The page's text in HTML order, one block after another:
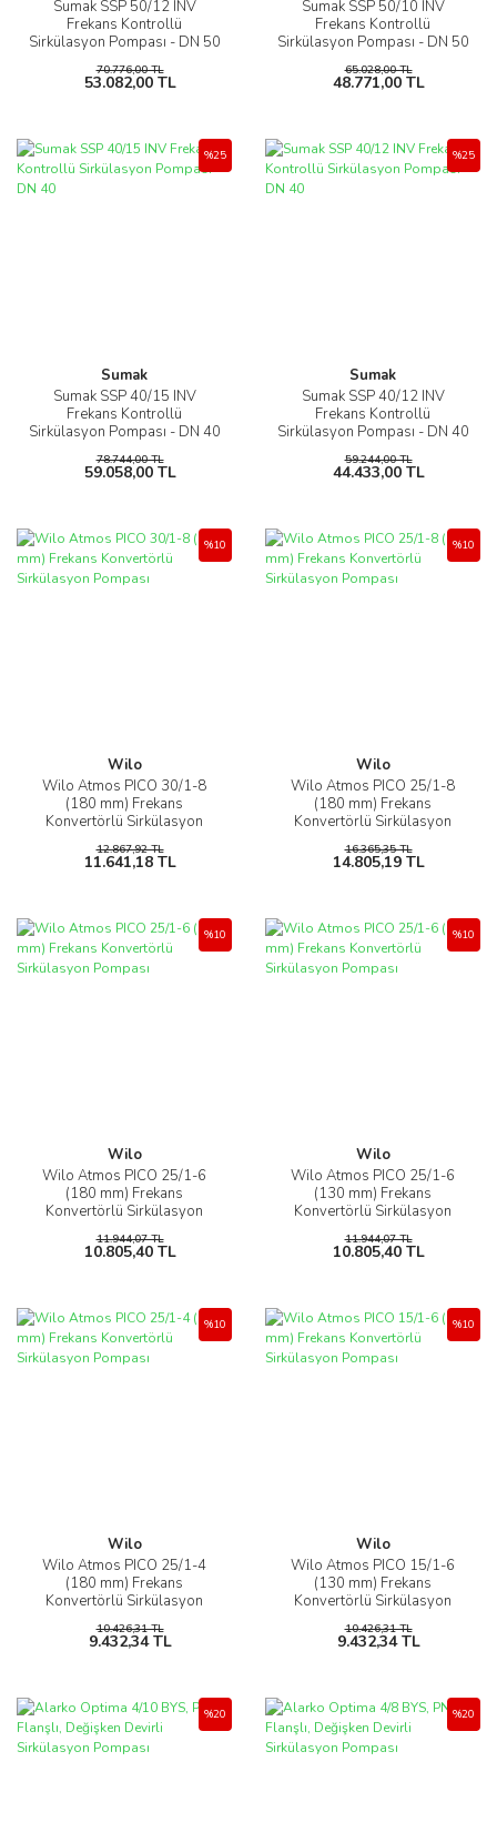
Sumak SSP 50/12 INV
Frekans Kontrollü
Sirkülasyon Pompası - DN 50
70.776,00 TL
53.082,00 TL
Sumak SSP 50/10 INV
Frekans Kontrollü
Sirkülasyon Pompası - DN 50
65.028,00 TL
48.771,00 TL
Sumak
Sumak SSP 40/15 INV
Frekans Kontrollü
Sirkülasyon Pompası - DN 40
%25
78.744,00 TL
59.058,00 TL
Sumak
Sumak SSP 40/12 INV
Frekans Kontrollü
Sirkülasyon Pompası - DN 40
%25
59.244,00 TL
44.433,00 TL
Wilo
Wilo Atmos PICO 30/1-8
(180 mm) Frekans
Konvertörlü Sirkülasyon
%10
12.867,92 TL
11.641,18 TL
Wilo
Wilo Atmos PICO 25/1-8
(180 mm) Frekans
Konvertörlü Sirkülasyon
%10
16.365,35 TL
14.805,19 TL
Wilo
Wilo Atmos PICO 25/1-6
(180 mm) Frekans
Konvertörlü Sirkülasyon
%10
11.944,07 TL
10.805,40 TL
Wilo
Wilo Atmos PICO 25/1-6
(130 mm) Frekans
Konvertörlü Sirkülasyon
%10
11.944,07 TL
10.805,40 TL
Wilo
Wilo Atmos PICO 25/1-4
(180 mm) Frekans
Konvertörlü Sirkülasyon
%10
10.426,31 TL
9.432,34 TL
Wilo
Wilo Atmos PICO 15/1-6
(130 mm) Frekans
Konvertörlü Sirkülasyon
%10
10.426,31 TL
9.432,34 TL
%20 %20